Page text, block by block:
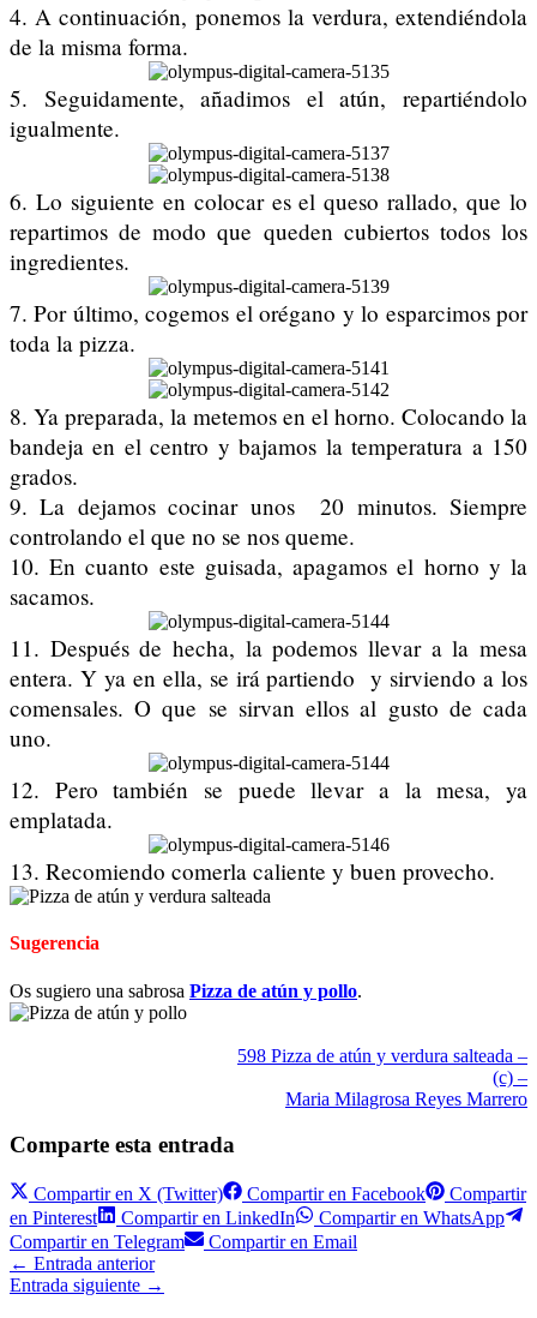
4. A continuación, ponemos la verdura, extendiéndola
de la misma forma.
5. Seguidamente, añadimos el atún, repartiéndolo
igualmente.
6. Lo siguiente en colocar es el queso rallado, que lo
repartimos de modo que queden cubiertos todos los
ingredientes.
7. Por último, cogemos el orégano y lo esparcimos por
toda la pizza.
8. Ya preparada, la metemos en el horno. Colocando la
bandeja en el centro y bajamos la temperatura a 150
grados.
9. La dejamos cocinar unos 20 minutos. Siempre
controlando el que no se nos queme.
10. En cuanto este guisada, apagamos el horno y la
sacamos.
11. Después de hecha, la podemos llevar a la mesa
entera. Y ya en ella, se irá partiendo y sirviendo a los
comensales. O que se sirvan ellos al gusto de cada
uno.
12. Pero también se puede llevar a la mesa, ya
emplatada.
13. Recomiendo comerla caliente y buen provecho.
Sugerencia
Os sugiero una sabrosa Pizza de atún y pollo.
598 Pizza de atún y verdura salteada –
(c) –
Maria Milagrosa Reyes Marrero
Comparte esta entrada
Compartir en X (Twitter) Compartir en Facebook
Compartir
en Pinterest Compartir en LinkedIn Compartir en WhatsApp
Compartir en Telegram Compartir en Email
← Entrada anterior
Entrada siguiente →